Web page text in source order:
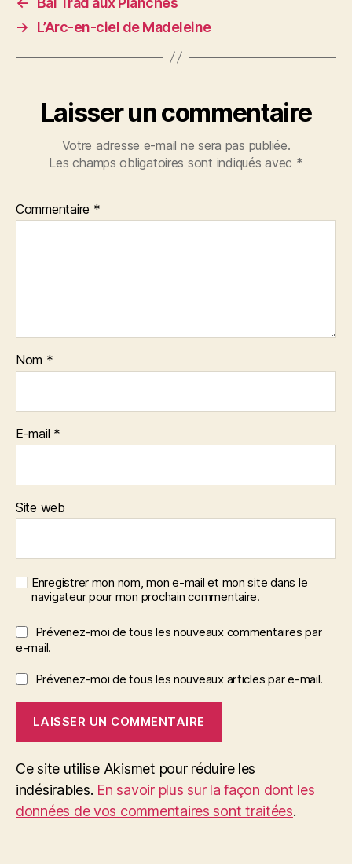
→
L’Arc-en-ciel de Madeleine
Laisser un commentaire
Votre adresse e-mail ne sera pas publiée.
Les champs obligatoires sont indiqués avec *
Commentaire *
Nom *
E-mail *
Site web
Enregistrer mon nom, mon e-mail et mon site dans le
navigateur pour mon prochain commentaire.
Prévenez-moi de tous les nouveaux commentaires par
e-mail.
Prévenez-moi de tous les nouveaux articles par e-mail.
Ce site utilise Akismet pour réduire les
indésirables. En savoir plus sur la façon dont les
données de vos commentaires sont traitées.